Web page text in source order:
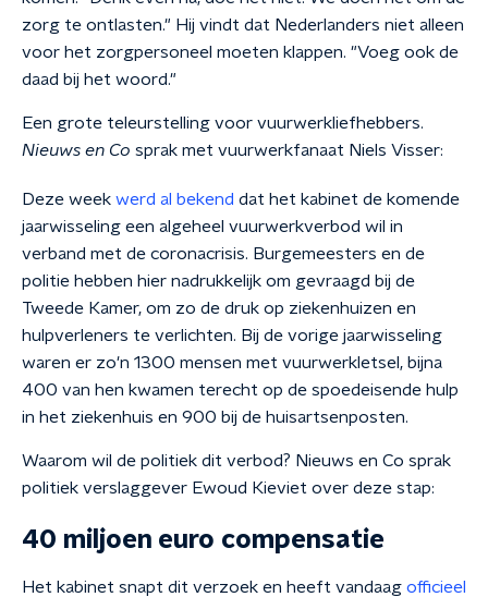
zorg te ontlasten." Hij vindt dat Nederlanders niet alleen
voor het zorgpersoneel moeten klappen. "Voeg ook de
daad bij het woord."
Een grote teleurstelling voor vuurwerkliefhebbers.
Nieuws en Co sprak met vuurwerkfanaat Niels Visser:
Deze week werd al bekend dat het kabinet de komende
jaarwisseling een algeheel vuurwerkverbod wil in
verband met de coronacrisis. Burgemeesters en de
politie hebben hier nadrukkelijk om gevraagd bij de
Tweede Kamer, om zo de druk op ziekenhuizen en
hulpverleners te verlichten. Bij de vorige jaarwisseling
waren er zo'n 1300 mensen met vuurwerkletsel, bijna
400 van hen kwamen terecht op de spoedeisende hulp
in het ziekenhuis en 900 bij de huisartsenposten.
Waarom wil de politiek dit verbod? Nieuws en Co sprak
politiek verslaggever Ewoud Kieviet over deze stap:
40 miljoen euro compensatie
Het kabinet snapt dit verzoek en heeft vandaag officieel